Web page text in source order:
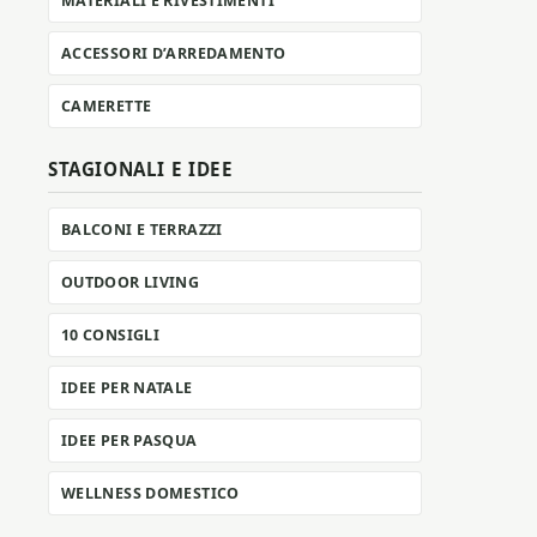
ACCESSORI D’ARREDAMENTO
CAMERETTE
STAGIONALI E IDEE
BALCONI E TERRAZZI
OUTDOOR LIVING
10 CONSIGLI
IDEE PER NATALE
IDEE PER PASQUA
WELLNESS DOMESTICO